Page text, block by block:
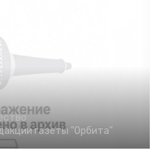
газеты "Орбита"